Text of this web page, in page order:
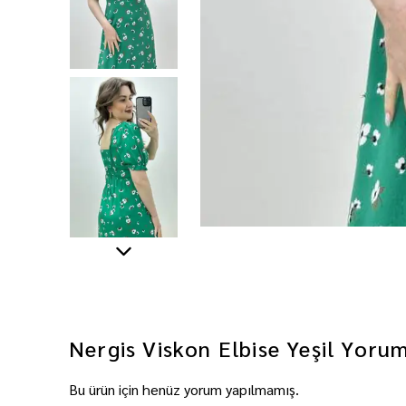
Nergis Viskon Elbise Yeşil
Bu ürün için henüz yorum yapılmamış.